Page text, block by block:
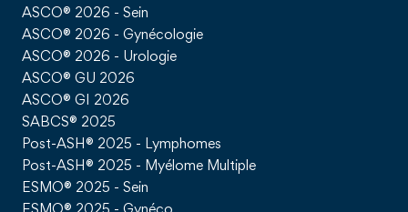
ASCO® 2026 - Sein
ASCO® 2026 - Gynécologie
ASCO® 2026 - Urologie
ASCO® GU 2026
ASCO® GI 2026
SABCS® 2025
Post-ASH® 2025 - Lymphomes
Post-ASH® 2025 - Myélome Multiple
ESMO® 2025 - Sein